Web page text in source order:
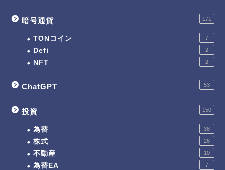
暗号通貨 171
TONコイン 7
Defi 2
NFT 2
ChatGPT 53
投資 150
為替 38
株式 26
不動産 10
為替EA 7